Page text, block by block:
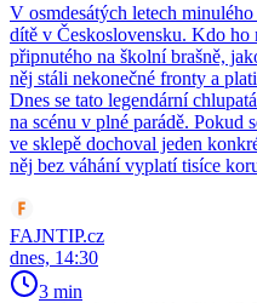
V osmdesátých letech
dítě v Československu. Kdo ho
připnutého na školní brašně,
něj stáli nekonečné fronty a
Dnes se tato legendární
na scénu v plné parádě. Pokud
ve sklepě dochoval jeden
něj bez váhání vyplatí tisíce
FAJNTIP.cz
dnes, 14:30
3 min